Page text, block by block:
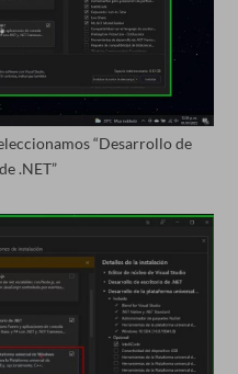
“Desarrollo de
.NET”